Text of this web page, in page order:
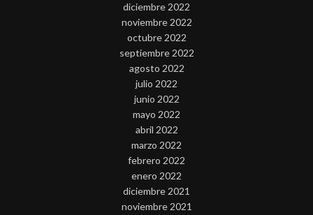
diciembre 2022
noviembre 2022
octubre 2022
septiembre 2022
agosto 2022
julio 2022
junio 2022
mayo 2022
abril 2022
marzo 2022
febrero 2022
enero 2022
diciembre 2021
noviembre 2021